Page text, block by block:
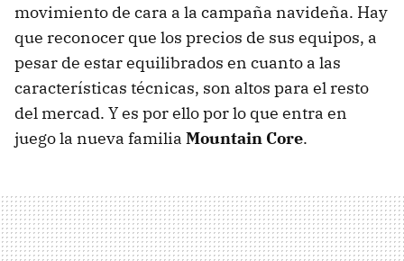
movimiento de cara a la campaña navideña. Hay
que reconocer que los precios de sus equipos, a
pesar de estar equilibrados en cuanto a las
características técnicas, son altos para el resto
del mercad. Y es por ello por lo que entra en
juego la nueva familia Mountain Core.